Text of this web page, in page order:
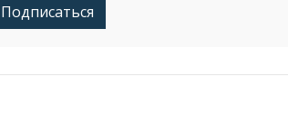
Подписаться